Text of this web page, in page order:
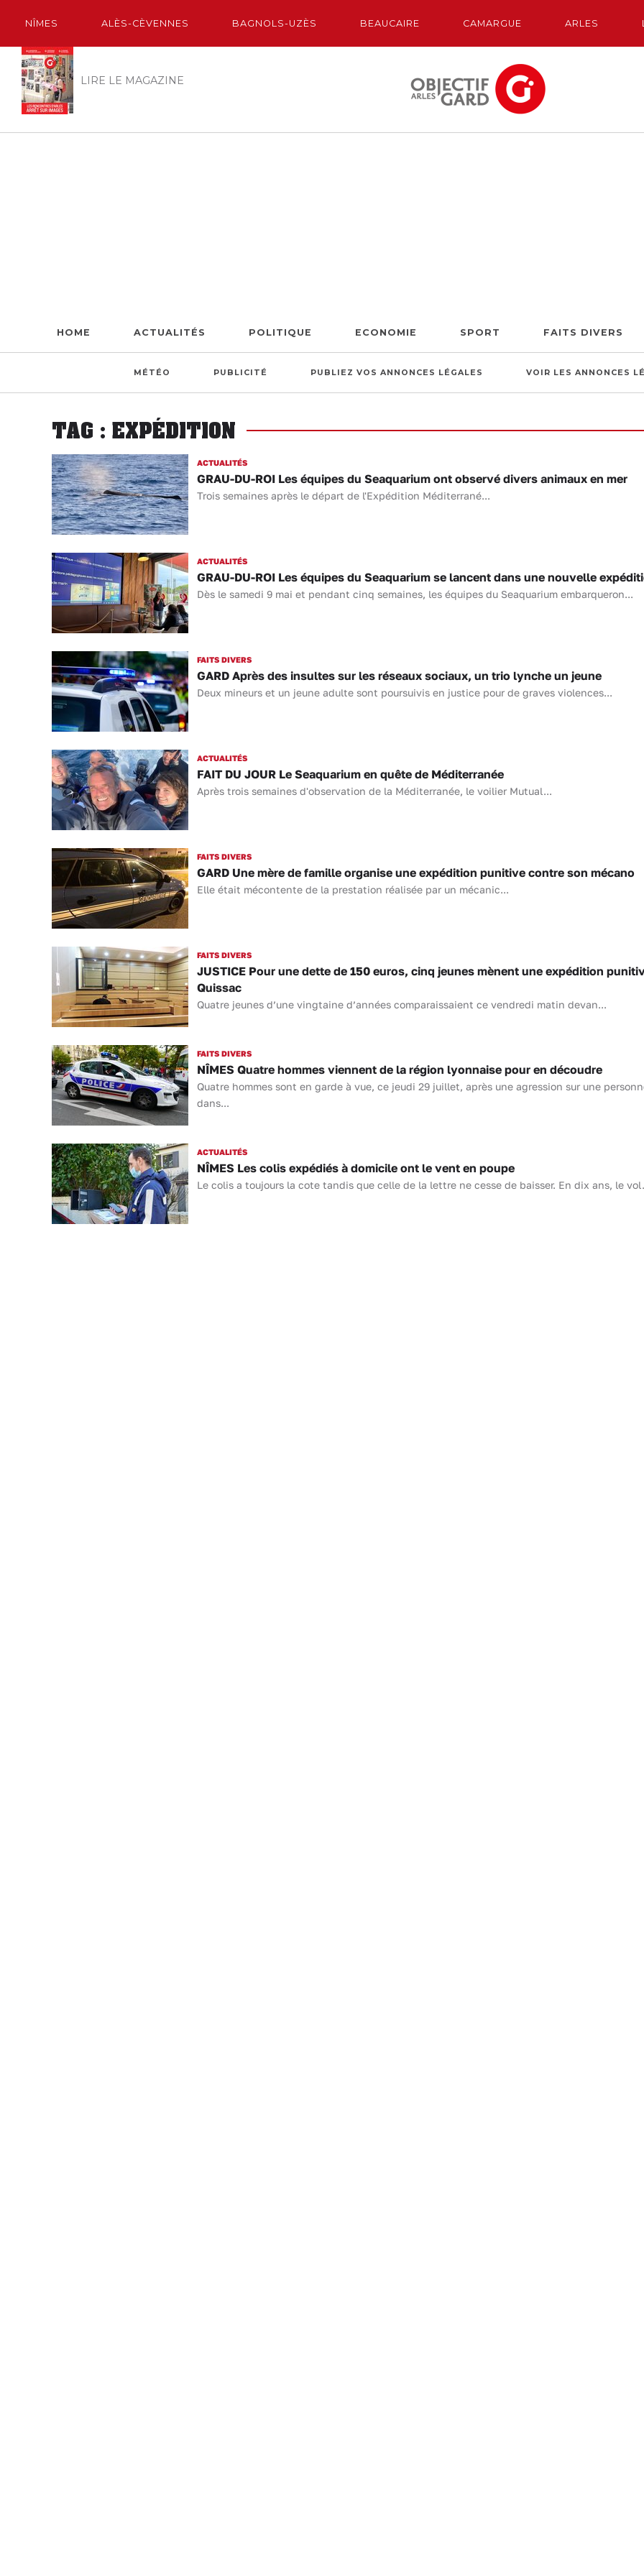
NÎMES ALÈS-CÈVENNES BAGNOLS-UZÈS BEAUCAIRE CAMARGUE ARLES
LIRE LE MAGAZINE
HOME ACTUALITÉS POLITIQUE ECONOMIE SPORT FAITS DIVERS
MÉTÉO PUBLICITÉ PUBLIEZ VOS ANNONCES LÉGALES VOIR LES ANNONCES
TAG : EXPÉDITION
ACTUALITÉS
GRAU-DU-ROI Les équipes du Seaquarium ont observé divers animaux en mer
Trois semaines après le départ de l'Expédition Méditerrané...
ACTUALITÉS
GRAU-DU-ROI Les équipes du Seaquarium se lancent dans une nouvelle
Dès le samedi 9 mai et pendant cinq semaines, les équipes du Seaquarium embarqueron...
FAITS DIVERS
GARD Après des insultes sur les réseaux sociaux, un trio lynche un jeune
Deux mineurs et un jeune adulte sont poursuivis en justice pour de graves violences...
ACTUALITÉS
FAIT DU JOUR Le Seaquarium en quête de Méditerranée
Après trois semaines d'observation de la Méditerranée, le voilier Mutual...
FAITS DIVERS
GARD Une mère de famille organise une expédition punitive contre son mécano
Elle était mécontente de la prestation réalisée par un mécanic...
FAITS DIVERS
JUSTICE Pour une dette de 150 euros, cinq jeunes mènent une expédition
Quissac
Quatre jeunes d’une vingtaine d’années comparaissaient ce vendredi matin devan...
FAITS DIVERS
NÎMES Quatre hommes viennent de la région lyonnaise pour en découdre
Quatre hommes sont en garde à vue, ce jeudi 29 juillet, après une agression sur une
dans...
ACTUALITÉS
NÎMES Les colis expédiés à domicile ont le vent en poupe
Le colis a toujours la cote tandis que celle de la lettre ne cesse de baisser. En dix ans, le